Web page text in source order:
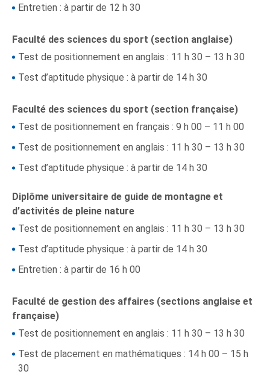
Entretien : à partir de 12 h 30
Faculté des sciences du sport (section anglaise)
Test de positionnement en anglais : 11 h 30 – 13 h 30
Test d’aptitude physique : à partir de 14 h 30
Faculté des sciences du sport (section française)
Test de positionnement en français : 9 h 00 – 11 h 00
Test de positionnement en anglais : 11 h 30 – 13 h 30
Test d’aptitude physique : à partir de 14 h 30
Diplôme universitaire de guide de montagne et
d’activités de pleine nature
Test de positionnement en anglais : 11 h 30 – 13 h 30
Test d’aptitude physique : à partir de 14 h 30
Entretien : à partir de 16 h 00
Faculté de gestion des affaires (sections anglaise et
française)
Test de positionnement en anglais : 11 h 30 – 13 h 30
Test de placement en mathématiques : 14 h 00 – 15 h
30